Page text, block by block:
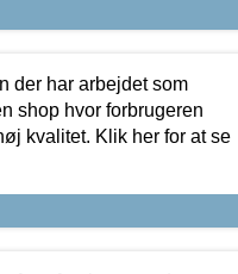
der har arbejdet som
shop hvor forbrugeren
kvalitet. Klik her for at se